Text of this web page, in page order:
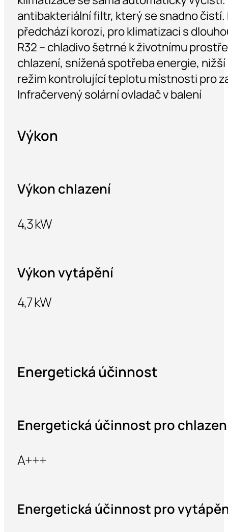
antibakteriální filtr, který se snadno čistí.
předchází korozi, pro klimatizaci s
R32 – chladivo šetrné k životnímu
chlazení, snížená spotřeba energie, nižší
režim kontrolující teplotu místnosti pro
Infračervený solární ovladač v balení
Výkon
Výkon chlazení
4,3 kW
Výkon vytápění
4,7 kW
Energetická účinnost
Energetická účinnost pro
A+++
Energetická účinnost pro